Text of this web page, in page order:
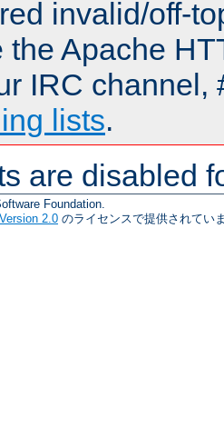
invalid/off-
the Apache
IRC channel,
lists.
are disabled
Foundation.
2.0 のライセンスで提供されてい